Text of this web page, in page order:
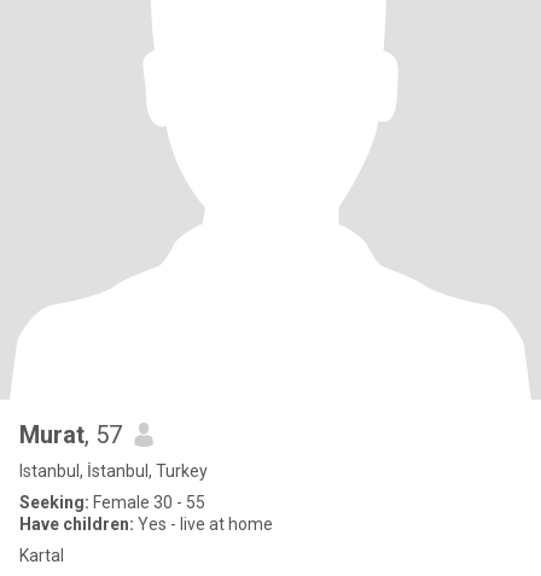
Murat, 57
Istanbul, İstanbul, Turkey
Seeking: Female 30 - 55
Have children: Yes - live at home
Kartal